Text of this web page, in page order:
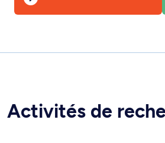
Activités de